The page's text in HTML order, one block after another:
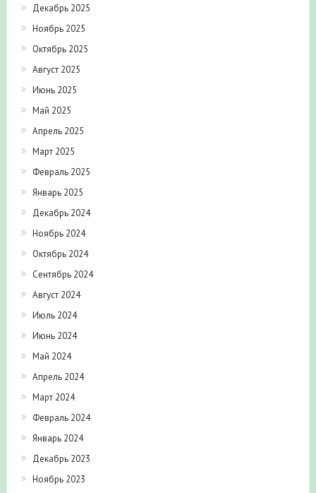
Декабрь 2025
Ноябрь 2025
Октябрь 2025
Август 2025
Июнь 2025
Май 2025
Апрель 2025
Март 2025
Февраль 2025
Январь 2025
Декабрь 2024
Ноябрь 2024
Октябрь 2024
Сентябрь 2024
Август 2024
Июль 2024
Июнь 2024
Май 2024
Апрель 2024
Март 2024
Февраль 2024
Январь 2024
Декабрь 2023
Ноябрь 2023